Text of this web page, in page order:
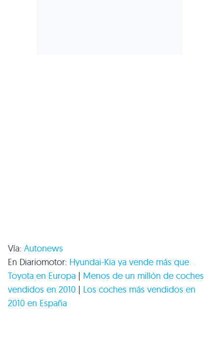
Vía: Autonews
En Diariomotor: Hyundai-Kia ya vende más que
Toyota en Europa | Menos de un millón de coches
vendidos en 2010 | Los coches más vendidos en
2010 en España